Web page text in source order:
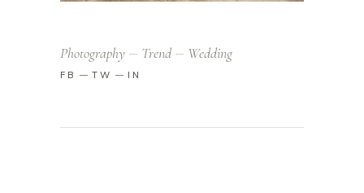
Photography Trend Wedding
FB TW IN